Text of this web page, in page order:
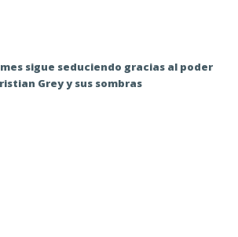
sigue seduciendo gracias al poder
Grey y sus sombras